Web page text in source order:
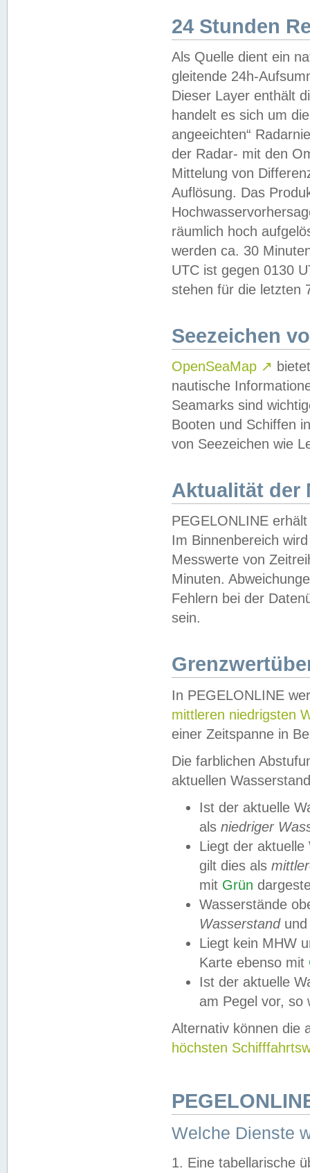
24 Stunden
Als Quelle dient ein
gleitende 24h-
Dieser Layer enthält
handelt es sich um
angeeichten“
der Radar- mit den
Mittelung von
Auflösung. Das
räumlich hoch
werden ca. 30
UTC ist gegen 0130
stehen für die letzten
Seezeichen
OpenSeaMap ↗
nautische
Seamarks sind
Booten und Schiffen
von Seezeichen wie
Aktualität der
PEGELONLINE
Im Binnenbereich
Messwerte von
Minuten.
Fehlern bei der
sein.
In PEGELONLINE
mittleren niedrigsten
einer Zeitspanne in
Die farblichen
aktuellen
Ist der aktuelle
als niedriger
Liegt der
gilt dies als
mit Grün
Wasserstände
Wasserstandund
Liegt kein MHW
Karte ebenso mit
Ist der aktuelle
am Pegel vor,
Alternativ können die
höchsten
Welche Dienste
1. Eine tabellarische